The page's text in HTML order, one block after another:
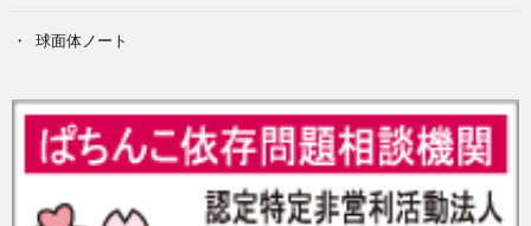
球面体ノート